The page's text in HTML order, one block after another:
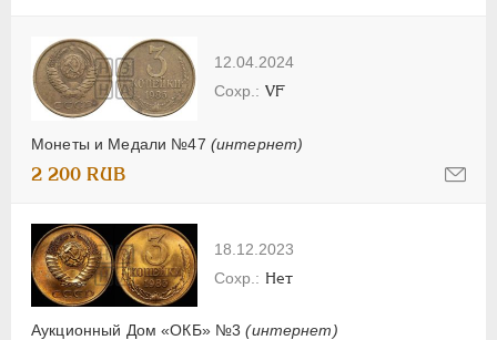
12.04.2024
Монеты и Медали №47 (интернет)
VF
2 200 RUB
18.12.2023
Аукционный Дом «ОКБ» №3(интернет)
Нет